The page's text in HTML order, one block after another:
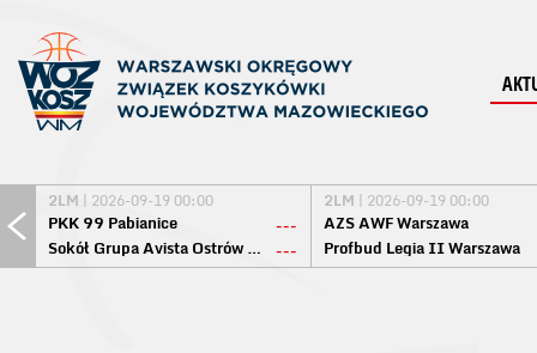
2LM | 2026-09-19 00:00
PKK 99 Pabianice
---
Sokół Grupa Avista Ostrów Maz. ---
2LM | 2026-09-19 00:00
AZS AWF Warszawa
Profbud Legia II Warszawa